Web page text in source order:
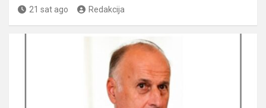
21 sat ago Redakcija